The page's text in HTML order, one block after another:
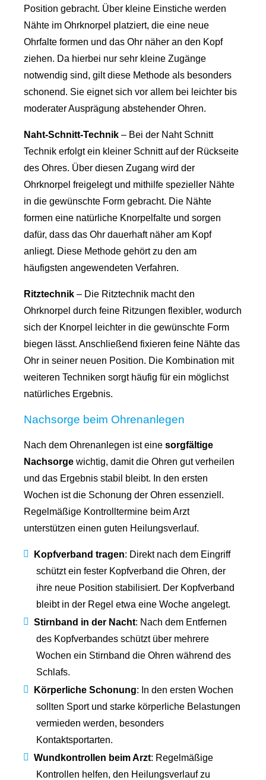
Position gebracht. Über kleine Einstiche werden
Nähte im Ohrknorpel platziert, die eine neue
Ohrfalte formen und das Ohr näher an den Kopf
ziehen. Da hierbei nur sehr kleine Zugänge
notwendig sind, gilt diese Methode als besonders
schonend. Sie eignet sich vor allem bei leichter bis
moderater Ausprägung abstehender Ohren.
Naht-Schnitt-Technik – Bei der Naht Schnitt
Technik erfolgt ein kleiner Schnitt auf der Rückseite
des Ohres. Über diesen Zugang wird der
Ohrknorpel freigelegt und mithilfe spezieller Nähte
in die gewünschte Form gebracht. Die Nähte
formen eine natürliche Knorpelfalte und sorgen
dafür, dass das Ohr dauerhaft näher am Kopf
anliegt. Diese Methode gehört zu den am
häufigsten angewendeten Verfahren.
Ritztechnik – Die Ritztechnik macht den
Ohrknorpel durch feine Ritzungen flexibler, wodurch
sich der Knorpel leichter in die gewünschte Form
biegen lässt. Anschließend fixieren feine Nähte das
Ohr in seiner neuen Position. Die Kombination mit
weiteren Techniken sorgt häufig für ein möglichst
natürliches Ergebnis.
Nachsorge beim Ohrenanlegen
Nach dem Ohrenanlegen ist eine sorgfältige
Nachsorge wichtig, damit die Ohren gut verheilen
und das Ergebnis stabil bleibt. In den ersten
Wochen ist die Schonung der Ohren essenziell.
Regelmäßige Kontrolltermine beim Arzt
unterstützen einen guten Heilungsverlauf.
Kopfverband tragen: Direkt nach dem Eingriff
schützt ein fester Kopfverband die Ohren, der
ihre neue Position stabilisiert. Der Kopfverband
bleibt in der Regel etwa eine Woche angelegt.
Stirnband in der Nacht: Nach dem Entfernen
des Kopfverbandes schützt über mehrere
Wochen ein Stirnband die Ohren während des
Schlafs.
Körperliche Schonung: In den ersten Wochen
sollten Sport und starke körperliche Belastungen
vermieden werden, besonders
Kontaktsportarten.
Wundkontrollen beim Arzt: Regelmäßige
Kontrollen helfen, den Heilungsverlauf zu